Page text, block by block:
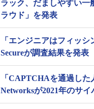
ラック、だましやすい
ラウド」を発表
「エンジニアはフィッ
Secureが調査結果を発表
「CAPTCHAを通過し
Networksが2021年のサ